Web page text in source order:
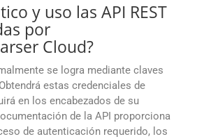
y uso las API REST
por
Cloud?
se logra mediante claves
estas credenciales de
en los encabezados de su
de la API proporciona
de autenticación requerido, los